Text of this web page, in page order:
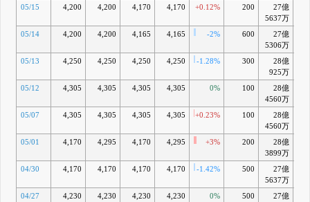
05/15 4,200 4,200 4,170 4,170 +0.12% 200
27億
5637万
05/14 4,200 4,200 4,165 4,165 -2% 600
27億
5306万
05/13 4,250 4,250 4,250 4,250 -1.28% 300
28億
925万
05/12 4,305 4,305 4,305 4,305 0% 100
28億
4560万
05/07 4,305 4,305 4,305 4,305 +0.23% 100
28億
4560万
05/01 4,170 4,295 4,170 4,295 +3% 200
28億
3899万
04/30 4,170 4,170 4,170 4,170 -1.42% 500
27億
5637万
04/27 4,230 4,230 4,230 4,230 0% 500
27億